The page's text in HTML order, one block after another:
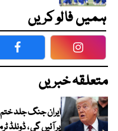
ہمیں فالو کریں
Facebook
متعلقہ خبریں
ایران جنگ جلد
پر آئیں گی ، ڈونلڈ